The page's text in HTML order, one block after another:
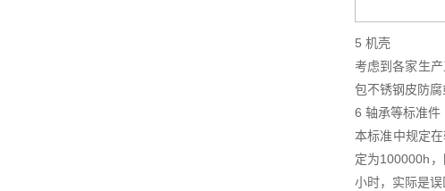
5 机壳
考虑到各家生
包不锈钢皮防腐
6 轴承等标准件
本标准中规定
定为100000h
小时，实际是误